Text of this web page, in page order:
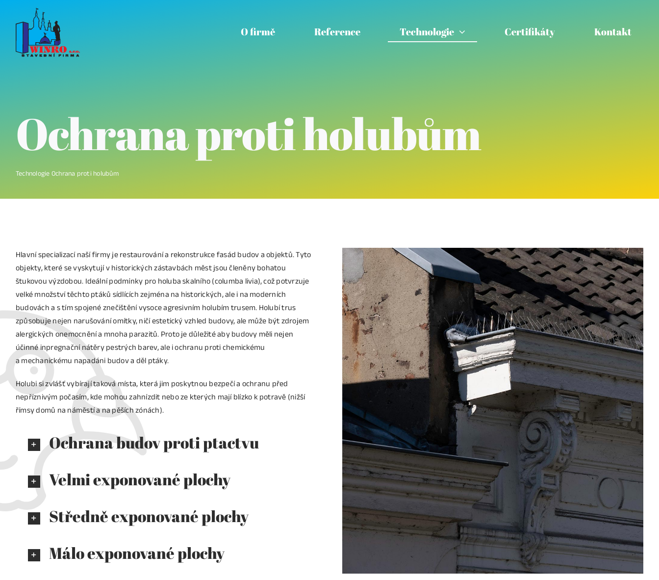
content
O firmě Reference Technologie Certifikáty Kontakt
Ochrana proti holubům
Technologie Ochrana proti holubům
Hlavní specializací naší firmy je restaurování a rekonstrukce fasád budov a objektů. Tyto
objekty, které se vyskytují v historických zástavbách měst jsou členěny bohatou
štukovou výzdobou. Ideální podmínky pro holuba skalního (columba livia), což potvrzuje
velké množství těchto ptáků sídlících zejména na historických, ale i na moderních
budovách a s tím spojené znečištění vysoce agresivním holubím trusem. Holubí trus
způsobuje nejen narušování omítky, ničí estetický vzhled budovy, ale může být zdrojem
alergických onemocnění a mnoha parazitů. Proto je důležité aby budovy měli nejen
účinné inpregnační nátěry pestrých barev, ale i ochranu proti chemickému
a mechanickému napadáni budov a děl ptáky.
Holubi si zvlášť vybírají taková místa, která jim poskytnou bezpečí a ochranu před
nepříznivým počasím, kde mohou zahnízdit nebo ze kterých mají blízko k potravě (nižší
římsy domů na náměstí a na pěších zónách).
Ochrana budov proti ptactvu
Velmi exponované plochy
Středně exponované plochy
Málo exponované plochy